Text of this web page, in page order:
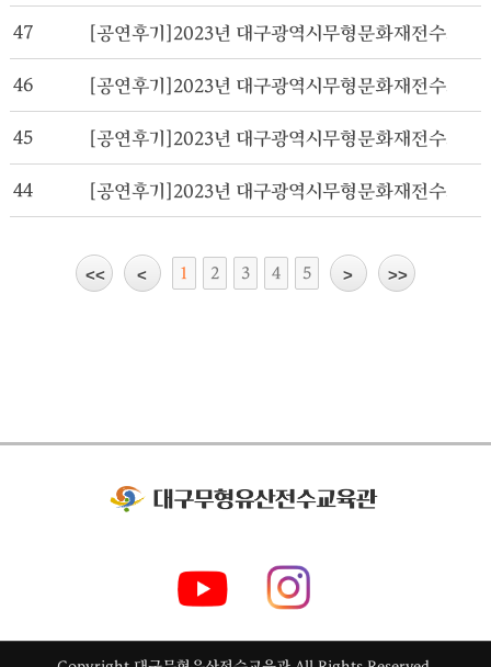
47 [공연후기]2023년 대구광역시무형문화재전수교육
46 [공연후기]2023년 대구광역시무형문화재전수교육
45 [공연후기]2023년 대구광역시무형문화재전수교육
44 [공연후기]2023년 대구광역시무형문화재전수교육
1 2 3 4 5